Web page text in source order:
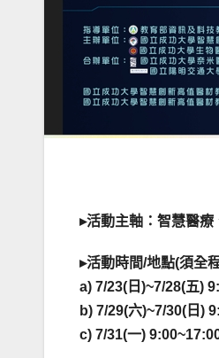
▸活動主軸：智慧醫
▸活動時間/地點(須全
a) 7/23(日)~7/28(五)
b) 7/29(六)~7/30(日)
c) 7/31(一)